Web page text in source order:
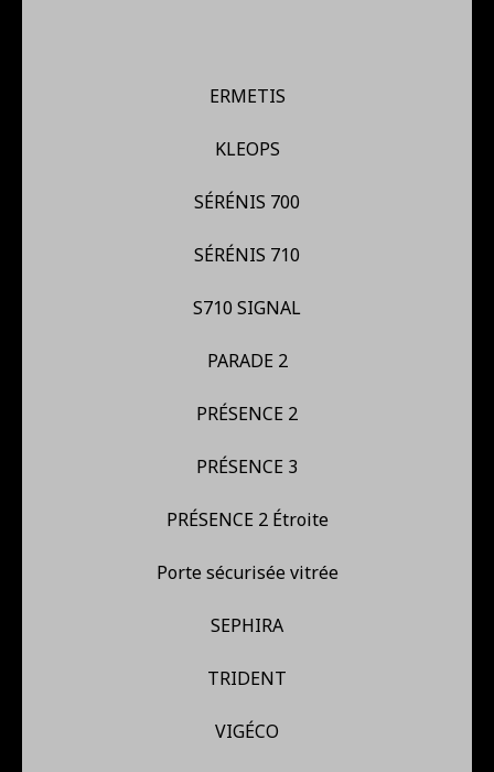
ERMETIS
KLEOPS
SÉRÉNIS 700
SÉRÉNIS 710
S710 SIGNAL
PARADE 2
PRÉSENCE 2
PRÉSENCE 3
PRÉSENCE 2 Étroite
Porte sécurisée vitrée
SEPHIRA
TRIDENT
VIGÉCO